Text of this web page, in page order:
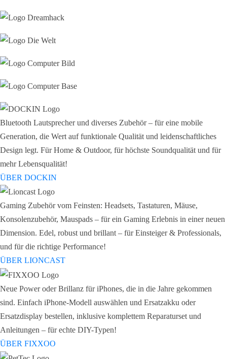
Bluetooth Lautsprecher und diverses Zubehör – für eine mobile
Generation, die Wert auf funktionale Qualität und leidenschaftliches
Design legt. Für Home & Outdoor, für höchste Soundqualität und für
mehr Lebensqualität!
ÜBER DOCKIN
Gaming Zubehör vom Feinsten: Headsets, Tastaturen, Mäuse,
Konsolenzubehör, Mauspads – für ein Gaming Erlebnis in einer neuen
Dimension. Edel, robust und brillant – für Einsteiger & Professionals,
und für die richtige Performance!
ÜBER LIONCAST
Neue Power oder Brillanz für iPhones, die in die Jahre gekommen
sind. Einfach iPhone-Modell auswählen und Ersatzakku oder
Ersatzdisplay bestellen, inklusive komplettem Reparaturset und
Anleitungen – für echte DIY-Typen!
ÜBER FIXXOO